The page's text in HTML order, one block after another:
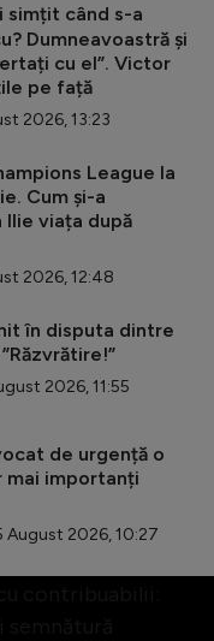
simțit când s-a
Dumneavoastră și
cu el”. Victor
pe față
2026, 13:23
League la
Cum și-a
viața după
2026, 12:48
în disputa dintre
2026, 11:55
de urgență o
mai importanți
August 2026, 10:27